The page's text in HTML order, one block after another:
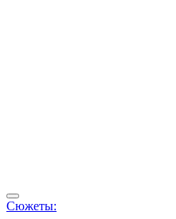
Сюжеты: